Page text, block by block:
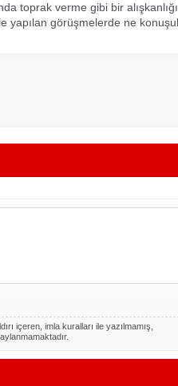
toprak verme gibi bir alışkanlığı
yapılan görüşmelerde ne
içeren, imla kuralları ile yazılmamış,